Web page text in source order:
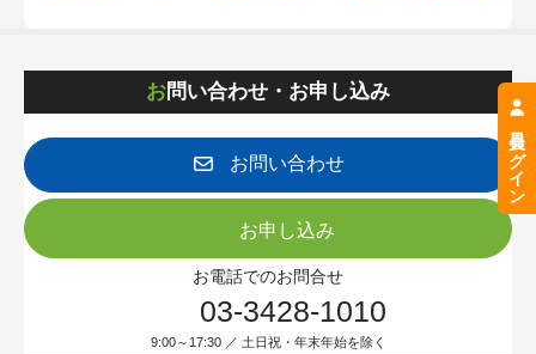
お問い合わせ・お申し込み
お問い合わせ
お申し込み
お電話でのお問合せ
03-3428-1010
9:00～17:30 ／ 土日祝・年末年始を除く
会員ログイン